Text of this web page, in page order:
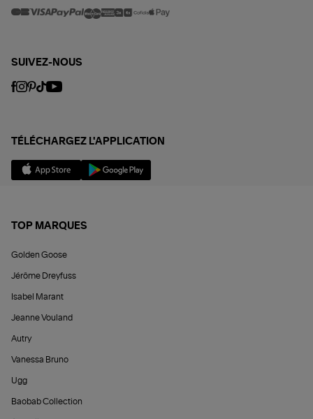
SUIVEZ-NOUS
TÉLÉCHARGEZ L'APPLICATION
TOP MARQUES
Golden Goose
Jérôme Dreyfuss
Isabel Marant
Jeanne Vouland
Autry
Vanessa Bruno
Ugg
Baobab Collection